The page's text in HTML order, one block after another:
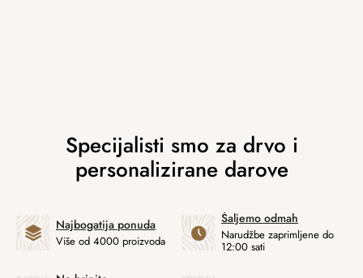
Najbogatija ponuda
Više od 4000 proizvoda
Šaljemo odmah
Narudžbe zaprimljene do
12:00 sati